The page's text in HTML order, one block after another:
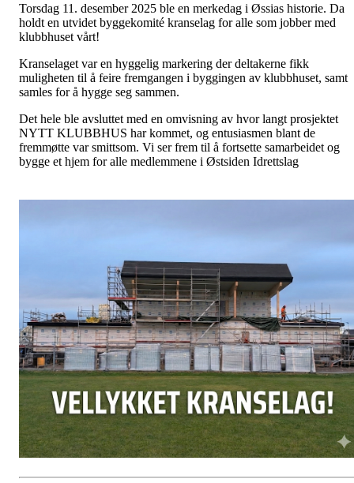
Torsdag 11. desember 2025 ble en merkedag i Øssias historie. Da
holdt en utvidet byggekomité kranselag for alle som jobber med
klubbhuset vårt!
Kranselaget var en hyggelig markering der deltakerne fikk
muligheten til å feire fremgangen i byggingen av klubbhuset, samt
samles for å hygge seg sammen.
Det hele ble avsluttet med en omvisning av hvor langt prosjektet
NYTT KLUBBHUS har kommet, og entusiasmen blant de
fremmøtte var smittsom. Vi ser frem til å fortsette samarbeidet og
bygge et hjem for alle medlemmene i Østsiden Idrettslag